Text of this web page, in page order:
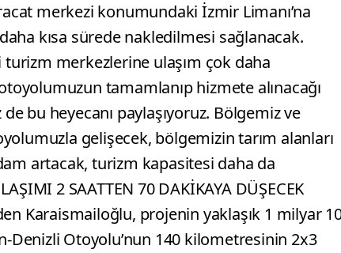
merkezi konumundaki İzmir Limanı’na
kısa sürede nakledilmesi sağlanacak.
merkezlerine ulaşım çok daha
tamamlanıp hizmete alınacağı
bu heyecanı paylaşıyoruz. Bölgemiz ve
gelişecek, bölgemizin tarım alanları
artacak, turizm kapasitesi daha da
2 SAATTEN 70 DAKİKAYA DÜŞECEK
Karaismailoğlu, projenin yaklaşık 1 milyar
Denizli Otoyolu’nun 140 kilometresinin 2x3